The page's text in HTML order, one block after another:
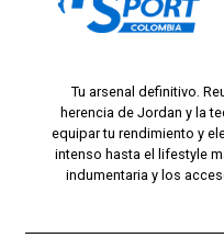
Tu arsenal definitivo.
herencia de Jordan y la
equipar tu rendimiento y
intenso hasta el lifestyle
indumentaria y los